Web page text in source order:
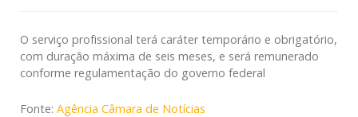
O serviço profissional terá caráter temporário e obrigatório,
com duração máxima de seis meses, e será remunerado
conforme regulamentação do governo federal
Fonte: Agência Câmara de Notícias